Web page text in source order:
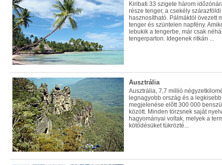
Kiribati 33 szigete három
része tenger, a csekély
hasznosítható. Pálmáktól övezett
tenger és szüntelen napfény.
lebukik a tengerbe, már csak
tengerparton. Idegenek ritkán ...
Ausztrália
Ausztrália, 7,7 millió
legnagyobb ország és a
megjelenése előtt 300 000
között. Minden törzsnek saját
hagyományai voltak, melyek a
kötődésüket tükrözté...